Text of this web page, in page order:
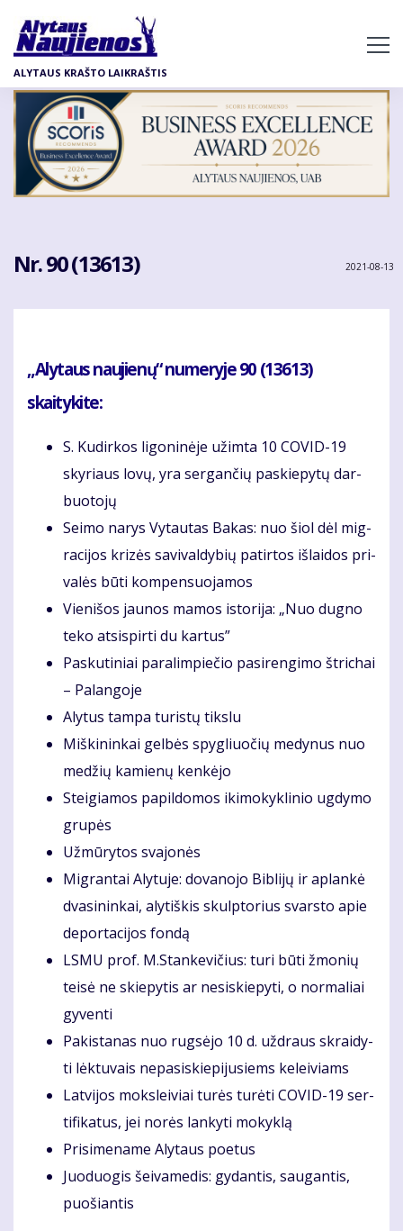
pagrindinį
turinį
ALYTAUS KRAŠTO LAIKRAŠTIS
Nr. 90 (13613) 2021-08-13
„Alytaus naujienų“ numeryje 90 (13613)
skaitykite:
S. Ku­dir­kos li­go­ni­nė­je už­im­ta 10 CO­VID-19
sky­riaus lo­vų, yra ser­gan­čių pa­skie­py­tų dar­
buo­to­jų
Seimo narys Vy­tau­tas Ba­kas: nuo šiol dėl mig­
ra­ci­jos kri­zės sa­vi­val­dy­bių pa­tir­tos iš­lai­dos pri­
va­lės bū­ti kom­pen­suo­ja­mos
Vie­ni­šos jau­nos ma­mos is­to­ri­ja: „Nuo dug­no
te­ko at­si­spir­ti du kar­tus”
Pas­ku­ti­niai pa­ra­lim­pie­čio pa­si­ren­gi­mo štri­chai
– Pa­lan­go­je
Aly­tus tam­pa tu­ris­tų tiks­lu
Miš­ki­nin­kai gel­bės spyg­liuo­čių me­dy­nus nuo
me­džių ka­mie­nų ken­kė­jo
Stei­gia­mos pa­pil­do­mos iki­mo­kyk­li­nio ug­dy­mo
gru­pės
Už­mū­ry­tos sva­jo­nės
Mig­ran­tai Aly­tu­je: do­va­no­jo Bib­li­jų ir ap­lan­kė
dva­si­nin­kai, aly­tiš­kis skulp­to­rius svars­to apie
de­por­ta­ci­jos fon­dą
LSMU prof. M.Stan­ke­vi­čius: tu­ri bū­ti žmo­nių
tei­sė ne skie­py­tis ar ne­si­skie­py­ti, o nor­ma­liai
gy­ven­ti
Pa­kis­ta­nas nuo rug­sė­jo 10 d. už­draus skrai­dy­
ti lėk­tu­vais nepa­si­skie­pi­ju­siems ke­lei­viams
Lat­vi­jos moks­lei­viai tu­rės tu­rė­ti CO­VID-19 ser­
ti­fi­ka­tus, jei no­rės lan­ky­ti mo­kyk­lą
Pri­si­me­na­me Aly­taus po­etus
Juo­duo­gis šei­va­me­dis: gy­dan­tis, sau­gan­tis,
puo­šian­tis